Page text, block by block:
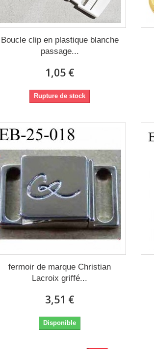
Boucle clip en plastique blanche
passage...
1,05 €
Rupture de stock
fermoir de marque Christian
Lacroix griffé...
3,51 €
Disponible